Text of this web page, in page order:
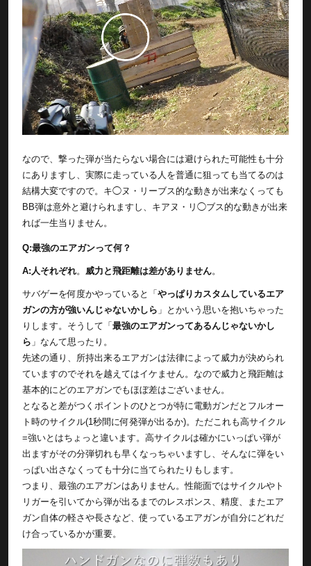
なので、撃った弾が当たらない場合には避けられた可能性も十分
にありますし、実際に走っている人を普通に狙っても当てるのは
結構大変ですので。キ◯ヌ・リーブス的な動きが出来なくっても
BB弾は意外と避けられますし、キアヌ・リ◯ブス的な動きが出来
れば一生当りません。
Q:最強のエアガンって何？
A:人それぞれ。 威力と飛距離は差がありません。
サバゲーを何度かやっていると「 やっぱりカスタムしているエア
ガンの方が強いんじゃないかしら 」とかいう思いを抱いちゃった
りします。そうして「 最強のエアガンってあるんじゃないかし
ら 」なんて思ったり。
先述の通り、所持出来るエアガンは法律によって威力が決められ
ていますのでそれを越えてはイケません。なので威力と飛距離は
基本的にどのエアガンでもほぼ差はございません。
となると差がつくポイントのひとつが特に電動ガンだとフルオー
ト時のサイクル(1秒間に何発弾が出るか)。ただこれも高サイクル
=強いとはちょっと違います。高サイクルは確かにいっぱい弾が
出ますがその分弾切れも早くなっちゃいますし、そんなに弾をい
っぱい出さなくっても十分に当てられたりもします。
つまり、最強のエアガンはありません。性能面ではサイクルやト
リガーを引いてから弾が出るまでのレスポンス、精度、またエア
ガン自体の軽さや長さなど、使っているエアガンが自分にどれだ
け合っているかが重要。